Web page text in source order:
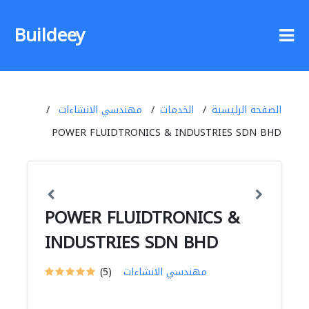
Buildeey
الصفحة الرئيسية الخدمات
مهندسي الانشاءات
POWER FLUIDTRONICS & INDUSTRIES SDN BHD
POWER FLUIDTRONICS &
INDUSTRIES SDN BHD
(5) مهندسي الانشاءات